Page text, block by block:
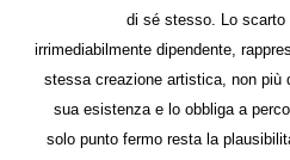
di sé stesso. Lo
irrimediabilmente dipendente,
stessa creazione artistica, non più
sua esistenza e lo obbliga a
solo punto fermo resta la